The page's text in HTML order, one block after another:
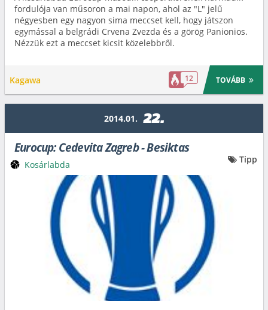
fordulója van műsoron a mai napon, ahol az "L" jelű
négyesben egy nagyon sima meccset kell, hogy játszon
egymással a belgrádi Crvena Zvezda és a görög Panionios.
Nézzük ezt a meccset kicsit közelebbről.
Kagawa 12 TOVÁBB
2014.01. 22.
Eurocup: Cedevita Zagreb - Besiktas
Kosárlabda Tipp